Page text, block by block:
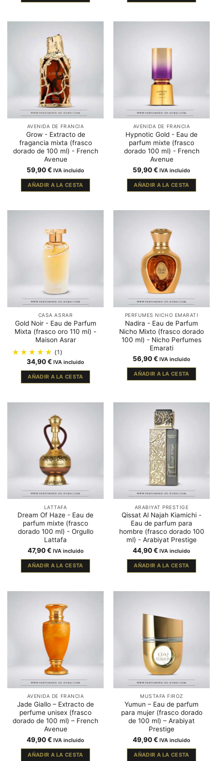
AVENIDA DE FRANCIA
Grow - Extracto de
fragancia mixta (frasco
dorado de 100 ml) - French
Avenue
59,90€ IVA incluido
AÑADIR A LA CESTA
AVENIDA DE FRANCIA
Hypnotic Gold - Eau de
parfum mixte (frasco
dorado 100 ml) - French
Avenue
59,90€ IVA incluido
AÑADIR A LA CESTA
CASA ASRAR
Gold Noir - Eau de Parfum
Mixta (frasco oro 110 ml) -
Maison Asrar
(1)
34,90€ IVA incluido
AÑADIR A LA CESTA
PERFUMES NICHO EMARATI
Nadira - Eau de Parfum
Nicho Mixto (frasco dorado
100 ml) - Nicho Perfumes
Emarati
56,90€ IVA incluido
AÑADIR A LA CESTA
LATTAFA
Dream Of Haze - Eau de
parfum mixte (frasco
dorado 100 ml) - Orgullo
Lattafa
47,90€ IVA incluido
AÑADIR A LA CESTA
ARABIYAT PRESTIGE
Qissat Al Najah Kiamichi -
Eau de parfum para
hombre (frasco dorado 100
ml) - Arabiyat Prestige
44,90€ IVA incluido
AÑADIR A LA CESTA
AVENIDA DE FRANCIA
Jade Giallo – Extracto de
perfume unisex (frasco
dorado de 100 ml) – French
Avenue
49,90€ IVA incluido
AÑADIR A LA CESTA
MUSTAFA FIROZ
Yumun – Eau de parfum
para mujer (frasco dorado
de 100 ml) – Arabiyat
Prestige
49,90€ IVA incluido
AÑADIR A LA CESTA